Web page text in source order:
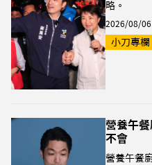
略。
2026/08/06
小刀專欄
營養午
不會
營養午餐